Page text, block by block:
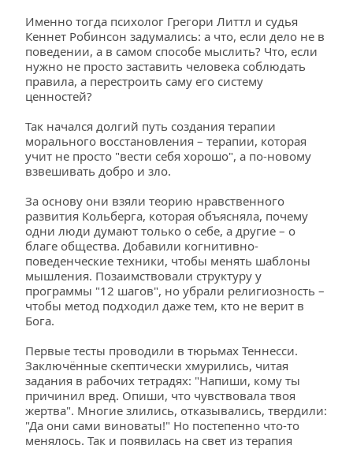
Именно тогда психолог Грегори Литтл и судья
Кеннет Робинсон задумались: а что, если дело не в
поведении, а в самом способе мыслить? Что, если
нужно не просто заставить человека соблюдать
правила, а перестроить саму его систему
ценностей?
Так начался долгий путь создания терапии
морального восстановления – терапии, которая
учит не просто "вести себя хорошо", а по-новому
взвешивать добро и зло.
За основу они взяли теорию нравственного
развития Кольберга, которая объясняла, почему
одни люди думают только о себе, а другие – о
благе общества. Добавили когнитивно-
поведенческие техники, чтобы менять шаблоны
мышления. Позаимствовали структуру у
программы "12 шагов", но убрали религиозность –
чтобы метод подходил даже тем, кто не верит в
Бога.
Первые тесты проводили в тюрьмах Теннесси.
Заключённые скептически хмурились, читая
задания в рабочих тетрадях: "Напиши, кому ты
причинил вред. Опиши, что чувствовала твоя
жертва". Многие злились, отказывались, твердили:
"Да они сами виноваты!" Но постепенно что-то
менялось. Так и появилась на свет из терапия